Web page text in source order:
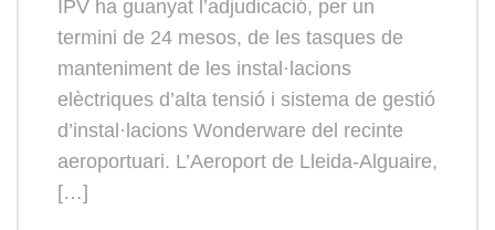
IPV ha guanyat l’adjudicació, per un
termini de 24 mesos, de les tasques de
manteniment de les instal·lacions
elèctriques d’alta tensió i sistema de gestió
d’instal·lacions Wonderware del recinte
aeroportuari. L’Aeroport de Lleida-Alguaire,
[…]